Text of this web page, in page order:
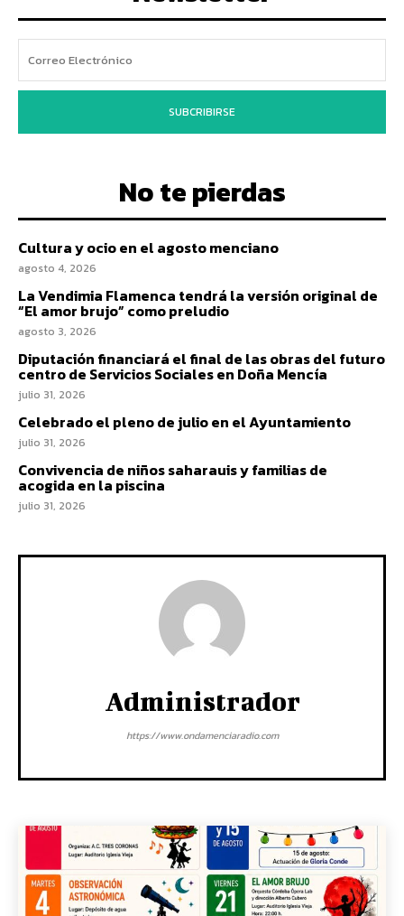
SUBCRIBIRSE
No te pierdas
Cultura y ocio en el agosto menciano
agosto 4, 2026
La Vendimia Flamenca tendrá la versión original de
“El amor brujo” como preludio
agosto 3, 2026
Diputación financiará el final de las obras del futuro
centro de Servicios Sociales en Doña Mencía
julio 31, 2026
Celebrado el pleno de julio en el Ayuntamiento
julio 31, 2026
Convivencia de niños saharauis y familias de
acogida en la piscina
julio 31, 2026
Administrador
https://www.ondamenciaradio.com